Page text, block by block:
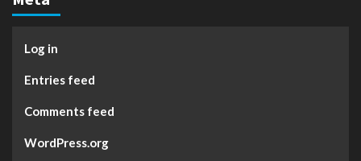
Log in
Entries feed
Comments feed
WordPress.org